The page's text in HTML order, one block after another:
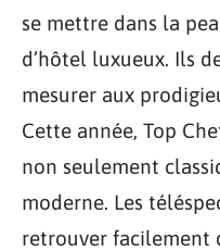
se mettre dans la
d’hôtel luxueux. Ils
mesurer aux
Cette année, Top
non seulement
moderne. Les
retrouver facilement